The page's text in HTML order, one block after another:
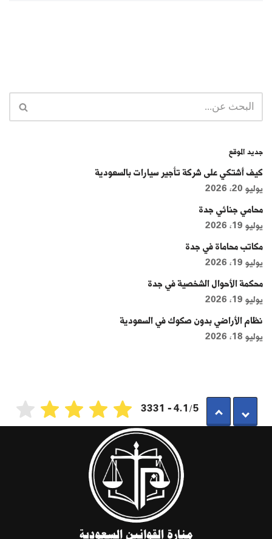
جديد الموقع
كيف أشتكي على شركة تأجير سيارات بالسعودية
يوليو 20, 2026
محامي جنائي جدة
يوليو 19, 2026
مكاتب محاماة في جدة
يوليو 19, 2026
محكمة الأحوال الشخصية في جدة
يوليو 19, 2026
نظام الأراضي بدون صكوك في السعودية
يوليو 18, 2026
4.1/5 - 3331